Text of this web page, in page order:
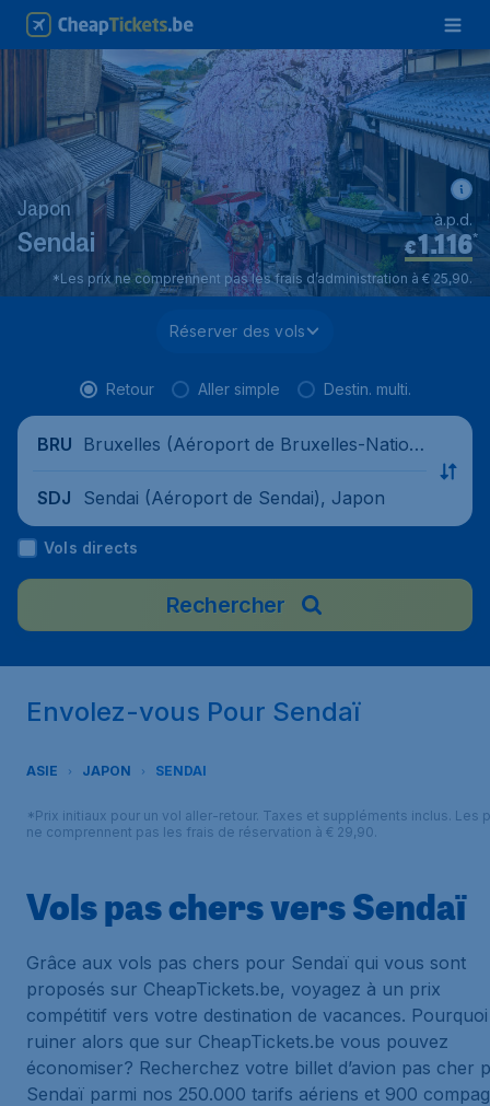
Japon
Sendai €1.116*
à.p.d.
*Les prix ne comprennent pas les frais d’administration à € 25,90.
Réserver des vols
Retour Aller simple Destin. multi.
BRU Bruxelles (Aéroport de Bruxelles-Nation
SDJ
Sendai (Aéroport de Sendai), Japon
Vols directs
Rechercher
Envolez-vous Pour Sendaï
ASIE JAPON SENDAI
*Prix initiaux pour un vol aller-retour. Taxes et suppléments inclus. Les
ne comprennent pas les frais de réservation à € 29,90.
Vols pas chers vers Sendaï
Grâce aux vols pas chers pour Sendaï qui vous sont
proposés sur CheapTickets.be, voyagez à un prix
compétitif vers votre destination de vacances.
ruiner alors que sur CheapTickets.be vous pouvez
économiser? Recherchez votre billet d’avion pas cher
Sendaï parmi nos 250.000 tarifs aériens et 900